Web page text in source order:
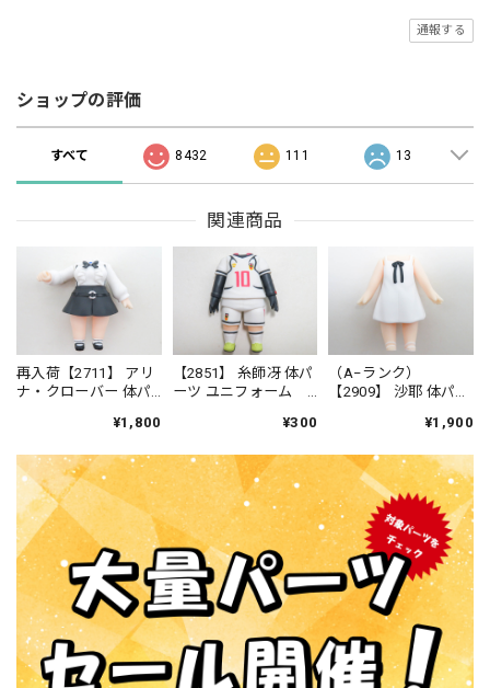
通報する
ショップの評価
すべて 8432 111 13
関連商品
再入荷【2711】 アリ
ナ・クローバー 体パ
ンマー付き） ねん
¥1,800
【2851】 糸師冴 体パ
ーツ ユニフォーム
¥300
（A−ランク）
【2909】 沙耶 体パー
¥1,900